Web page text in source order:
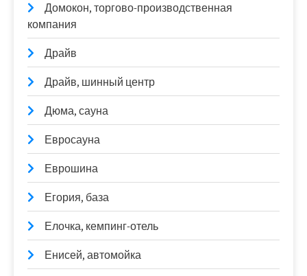
Домокон, торгово-производственная
компания
Драйв
Драйв, шинный центр
Дюма, сауна
Евросауна
Еврошина
Егория, база
Елочка, кемпинг-отель
Енисей, автомойка